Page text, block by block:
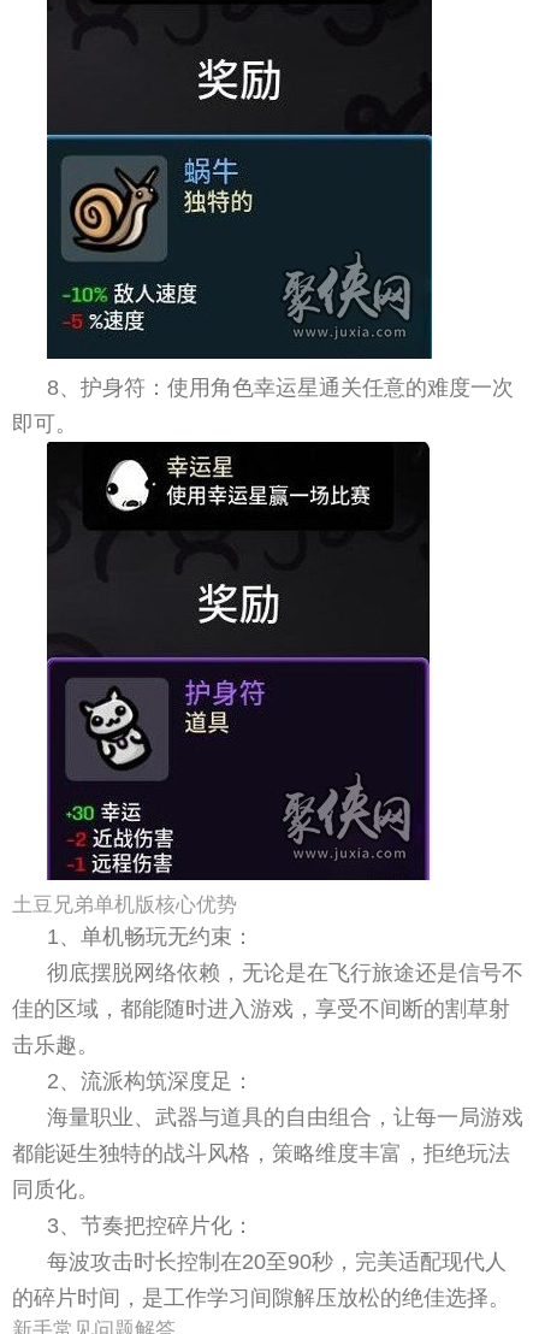
8、护身符：使用角色幸运星通关任意的难度一次
即可。
土豆兄弟单机版核心优势
1、单机畅玩无约束：
彻底摆脱网络依赖，无论是在飞行旅途还是信号不
佳的区域，都能随时进入游戏，享受不间断的割草射
击乐趣。
2、流派构筑深度足：
海量职业、武器与道具的自由组合，让每一局游戏
都能诞生独特的战斗风格，策略维度丰富，拒绝玩法
同质化。
3、节奏把控碎片化：
每波攻击时长控制在20至90秒，完美适配现代人
的碎片时间，是工作学习间隙解压放松的绝佳选择。